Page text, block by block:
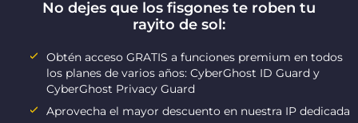
No dejes que los fisgones te roben tu
rayito de sol:
Obtén acceso GRATIS a funciones premium en todos
los planes de varios años: CyberGhost ID Guard y
CyberGhost Privacy Guard
Aprovecha el mayor descuento en nuestra IP dedicada